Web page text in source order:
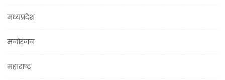
मध्यप्रदेश
मनोरंजन
महाराष्ट्र